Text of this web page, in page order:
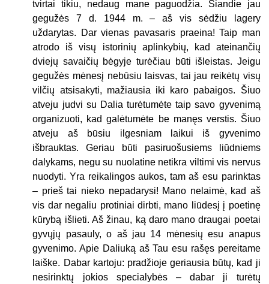
tvirtai tikiu, nedaug mane paguodžia. Šiandie jau
gegužės 7 d. 1944 m. – aš vis sėdžiu lagery
uždarytas. Dar vienas pavasaris praeina! Taip man
atrodo iš visų istorinių aplinkybių, kad ateinančių
dviejų savaičių bėgyje turėčiau būti išleistas. Jeigu
gegužės mėnesį nebūsiu laisvas, tai jau reikėtų visų
vilčių atsisakyti, mažiausia iki karo pabaigos. Šiuo
atveju judvi su Dalia turėtumėte taip savo gyvenimą
organizuoti, kad galėtumėte be manęs verstis. Šiuo
atveju aš būsiu ilgesniam laikui iš gyvenimo
išbrauktas. Geriau būti pasiruošusiems liūdniems
dalykams, negu su nuolatine netikra viltimi vis nervus
nuodyti. Yra reikalingos aukos, tam aš esu parinktas
– prieš tai nieko nepadarysi! Mano nelaimė, kad aš
vis dar negaliu protiniai dirbti, mano liūdesį į poetinę
kūrybą išlieti. Aš žinau, ką daro mano draugai poetai
gyvųjų pasauly, o aš jau 14 mėnesių esu anapus
gyvenimo. Apie Daliuką aš Tau esu rašęs pereitame
laiške. Dabar kartoju: pradžioje geriausia būtų, kad ji
nesirinktų jokios specialybės – dabar ji turėtų